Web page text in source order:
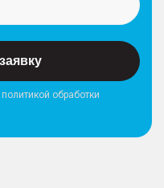
обработки